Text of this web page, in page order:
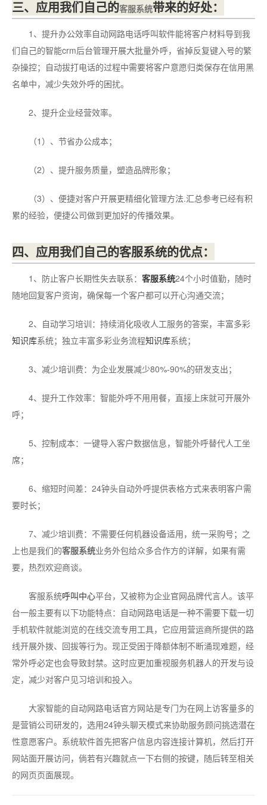
三、应用我们自己的客服系统带来的好处：
1、提升办公效率自动网路电话呼叫软件能将客户材料导到我
们自己的智能crm后台管理开展大批量外呼，省掉反复键入号的繁
杂操控；自动拔打电话的过程中需要将客户意愿归类保存在信用黑
名单中，减少失效外呼的困扰。
2、提升企业经营效率。
（1）、节省办公成本；
（2）、提升服务质量，塑造品牌形象；
（3）、便捷对客户开展更精细化管理方法.汇总参考已经有积
累的经验，便捷公司做到更加好的传播效果。
四、应用我们自己的客服系统的优点：
1、防止客户长期性失去联系： 客服系统24个小时值勤，随时
随地回复客户资询，确保每一个客户都可以开心沟通交流；
2、自动学习培训：持续消化吸收人工服务的答案，丰富多彩
知识库系统；独立丰富多彩业务流程知识库系统；
3、减少培训费：为企业发展减少80%-90%的研发支出；
4、提升工作效率：智能外呼不用用餐，直接上床就可开展外
呼；
5、控制成本：一键导入客户数据信息，智能外呼替代人工坐
席；
6、缩短时间差：24钟头自动外呼提供表格方式来表明客户需
要时长；
7、减少培训费：不需要任何机器设备适用，统一采购号；之
上也是我们的客服系统业务外包给众多合作方的详解，如果有需
要，热烈欢迎商谈。
客服系统呼叫中心平台，又被称为企业官网品牌代言人。该平
台一般主要有以下功能特点：自动网路电话是一种不需要下载一切
手机软件就能浏览的在线交流专用工具，它应用营运商所提供的路
线开展外拨、回拔等行为。现正受困于降额体制不断涌现难题，经
常外呼必定也会导致封禁。这时应更加重视服务机器人的开发与设
定，减少对客户见习培训和投入。
大家智能的自动网路电话官方网站是专门为在网上访客量多的
是营销公司研发的，选用24钟头聊天模式来协助服务顾问挑选潜在
性意愿客户。系统软件首先把客户信息内容连接计算机，然后打开
网站面开展访问，倘若有兴趣就点一下右侧的按键，随后转至相关
的网页页面展现。